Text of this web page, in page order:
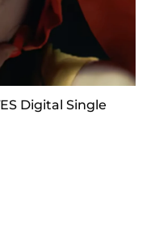
Digital Single